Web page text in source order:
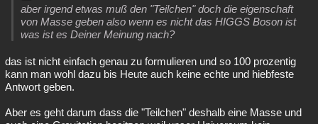
aber irgend etwas muß den "Teilchen" doch die eigenschaft
von Masse geben also wenn es nicht das HIGGS Boson ist
was ist es Deiner Meinung nach?
das ist nicht einfach genau zu formulieren und so 100 prozentig
kann man wohl dazu bis Heute auch keine echte und hiebfeste
Antwort geben.
Aber es geht darum dass die "Teilchen" deshalb eine Masse und